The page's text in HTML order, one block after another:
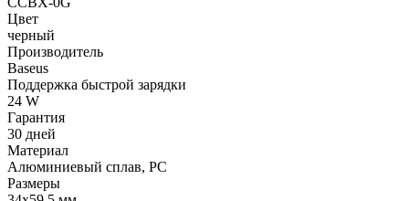
Цвет
черный
Производитель
Baseus
Поддержка быстрой зарядки
24 W
Гарантия
30 дней
Материал
Aлюминиевый сплав, PC
Размеры